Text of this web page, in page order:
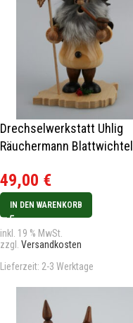
Drechselwerkstatt Uhlig
Räuchermann Blattwichtel
49,00 €
IN DEN WARENKORB
inkl. 19 % MwSt.
zzgl. Versandkosten
Lieferzeit: 2-3 Werktage